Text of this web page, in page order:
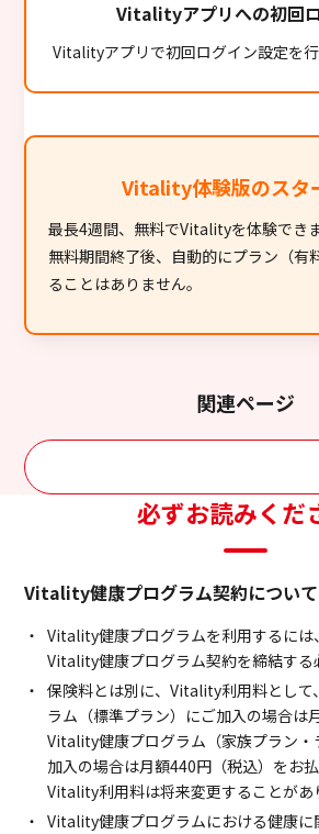
Vitalityアプリへの初回
Vitalityアプリで初回ログイン設定を行
Vitality体験版のスタ
最長4週間、無料でVitalityを体験できま
無料期間終了後、自動的にプラン（有
ることはありません。
関連ページ
必ずお読みくだ
Vitality健康プログラム契約について
Vitality健康プログラムを利用するには
Vitality健康プログラム契約を締結する
保険料とは別に、Vitality利用料とし
ラム（標準プラン）にご加入の場合は
Vitality健康プログラム（家族プラン・
加入の場合は月額440円（税込）をお払
Vitality利用料は将来変更することがあ
Vitality健康プログラムにおける健康に